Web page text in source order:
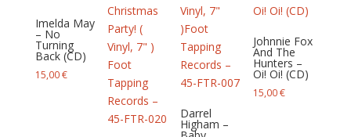
Imelda May
– No
Turning
Back (CD)
15,00€
Darrel
Higham –
Johnnie Fox
And The
Hunters –
Oi! Oi! (CD)
15,00€